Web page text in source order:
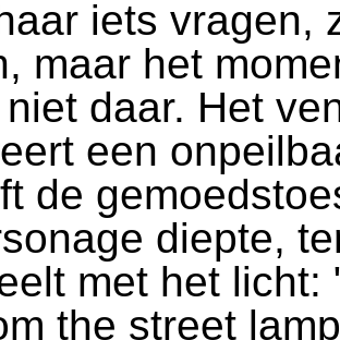
iets vragen,
maar het
daar. Het
een
de
diepte,
met het licht:
the street